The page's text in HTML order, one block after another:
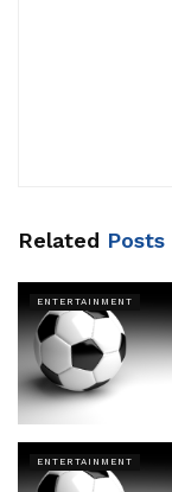
3 goluri la
Tenismanul
nr. 75 mondial la
Related Posts
ENTERTAINMENT
ENTERTAINMENT